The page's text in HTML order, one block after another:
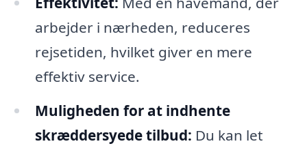
arbejder i nærheden, reduceres
rejsetiden, hvilket giver en mere
effektiv service.
Muligheden for at indhente
skræddersyede tilbud: Du kan let